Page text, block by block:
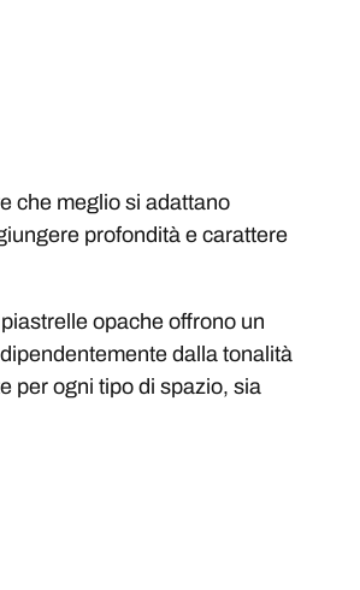
che meglio si adattano
profondità e carattere
opache offrono un
dalla tonalità
per ogni tipo di spazio, sia